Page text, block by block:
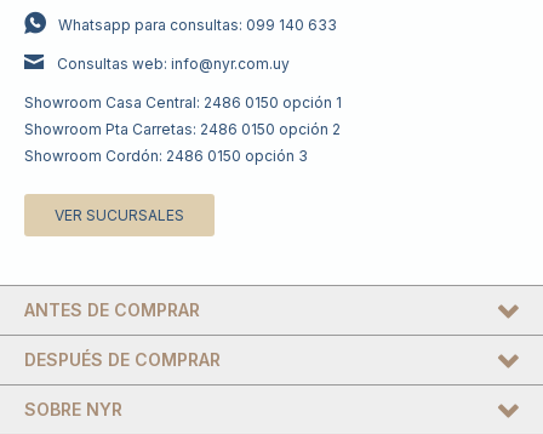
Whatsapp para consultas: 099 140 633
Consultas web: info@nyr.com.uy
Showroom Casa Central: 2486 0150 opción 1
Showroom Pta Carretas: 2486 0150 opción 2
Showroom Cordón: 2486 0150 opción 3
VER SUCURSALES
DESPUÉS DE COMPRAR
SOBRE NYR
ANTES DE COMPRAR